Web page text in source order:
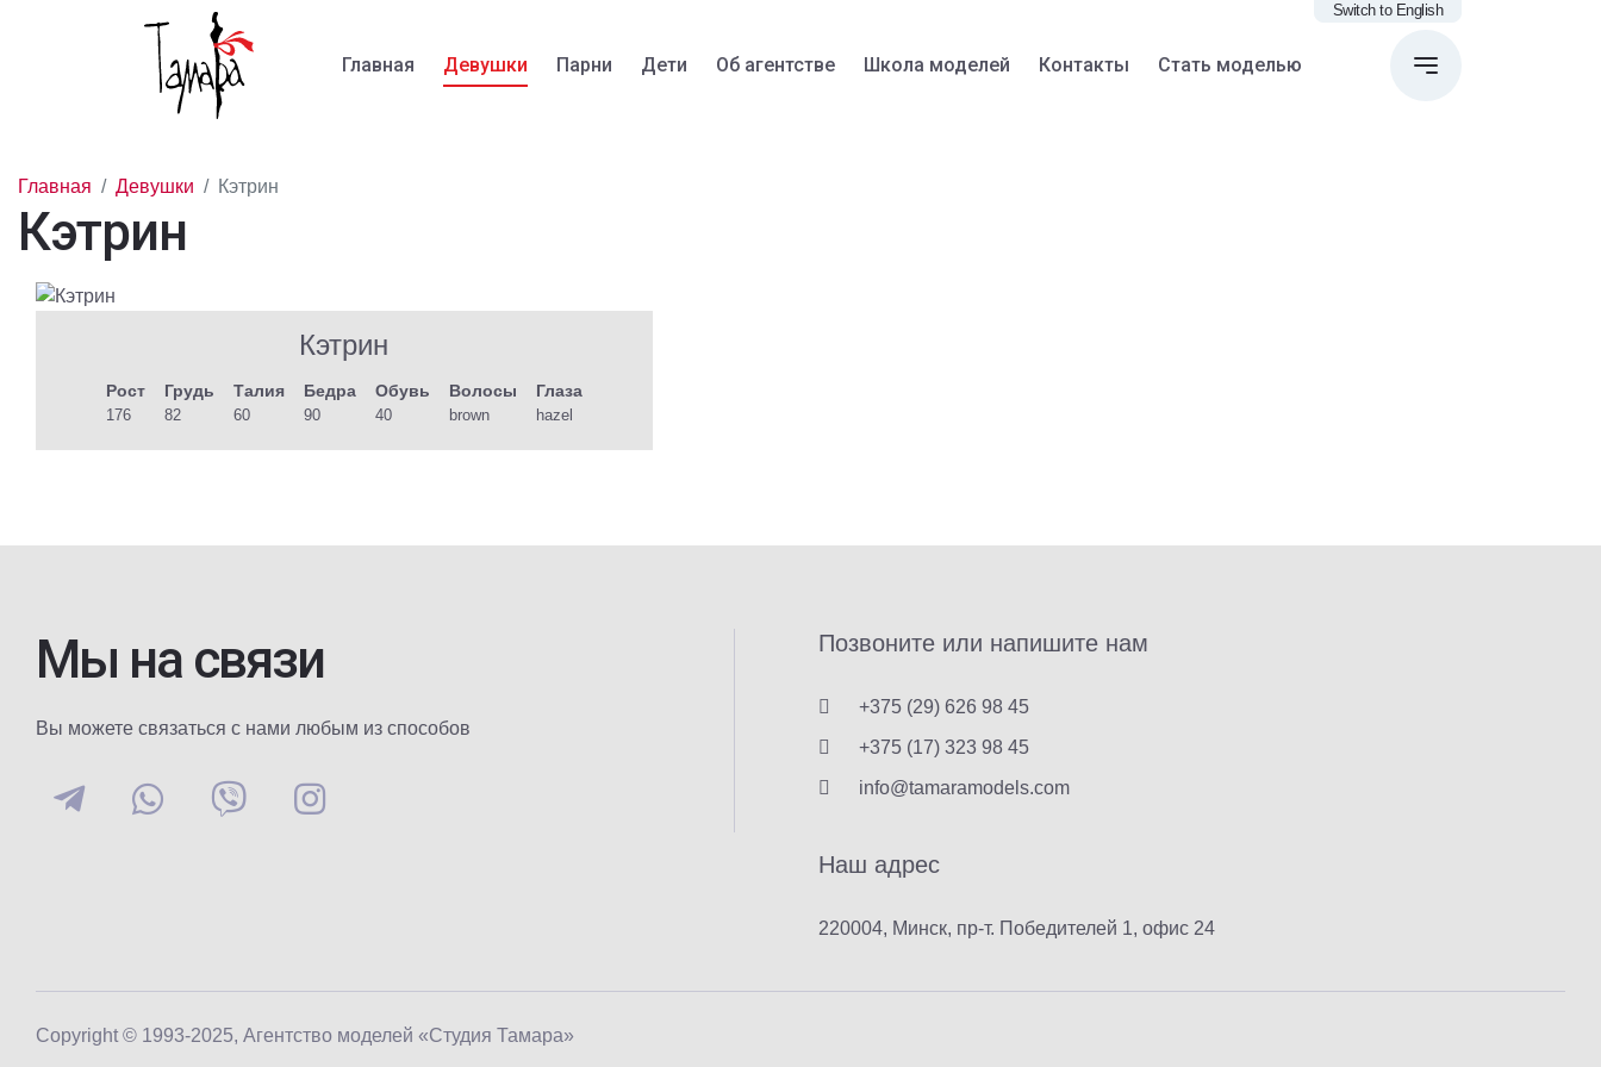
Switch to English
Главная Девушки Парни Дети Об агентстве Школа моделей Контакты Стать моделью
Главная Девушки Кэтрин
Кэтрин
Кэтрин
Рост
176
Грудь
82
Талия
60
Бедра
90
Обувь
40
Волосы
brown
Глаза
hazel
Мы на связи
Вы можете связаться с нами любым из способов
Позвоните или напишите нам
+375 (29) 626 98 45
+375 (17) 323 98 45
info@tamaramodels.com
Наш адрес
220004, Минск, пр-т. Победителей 1, офис 24
Copyright © 1993-2025, Агентство моделей «Студия Тамара»